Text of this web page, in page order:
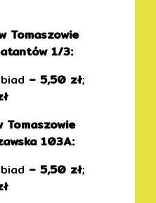
Tomaszowie
1/3:
– 5,50 zł;
103A:
– 5,50 zł;